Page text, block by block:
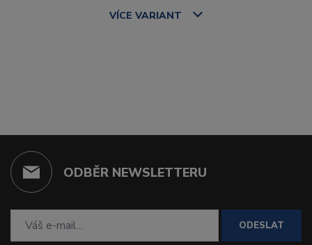
VÍCE VARIANT
ODBĚR NEWSLETTERU
ODESLAT